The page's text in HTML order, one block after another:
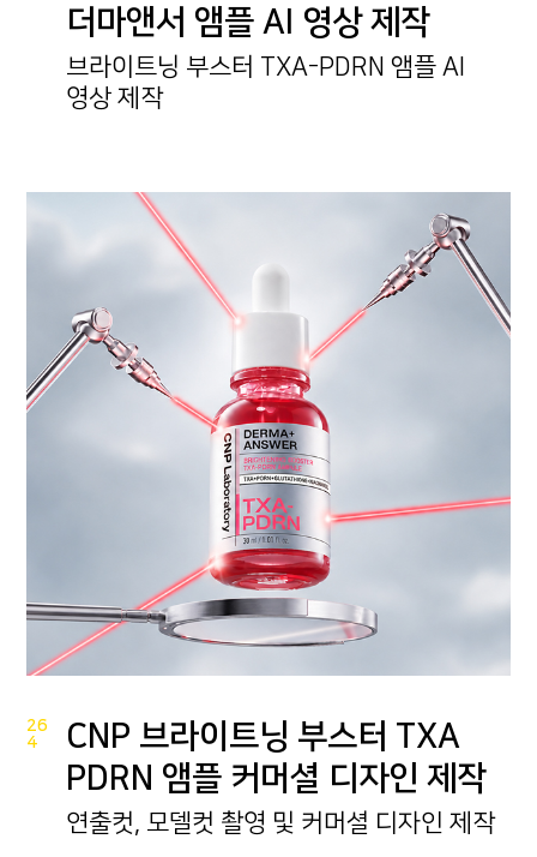
더마앤서 앰플 AI 영상 제작
브라이트닝 부스터 TXA-PDRN 앰플 AI
영상 제작
26
4
CNP 브라이트닝 부스터 TXA
PDRN 앰플 커머셜 디자인 제작
연출컷, 모델컷 촬영 및 커머셜 디자인 제작